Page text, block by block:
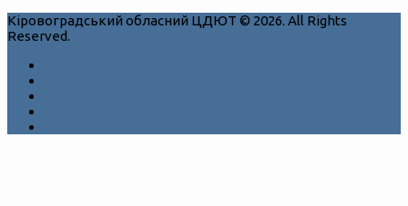
Кіровоградський обласний ЦДЮТ © 2026. All Rights
Reserved.